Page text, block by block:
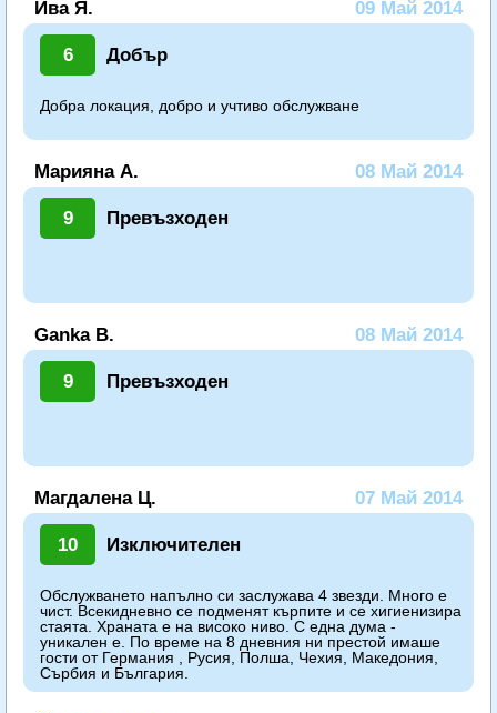
Ива Я. 09 Май 2014
6 Добър
Добра локация, добро и учтиво обслужване
Марияна А. 08 Май 2014
9 Превъзходен
Ganka B. 08 Май 2014
9 Превъзходен
Магдалена Ц. 07 Май 2014
10 Изключителен
Обслужването напълно си заслужава 4 звезди. Много е
чист. Всекидневно се подменят кърпите и се хигиенизира
стаята. Храната е на високо ниво. С една дума -
уникален е. По време на 8 дневния ни престой имаше
гости от Германия , Русия, Полша, Чехия, Македония,
Сърбия и България.